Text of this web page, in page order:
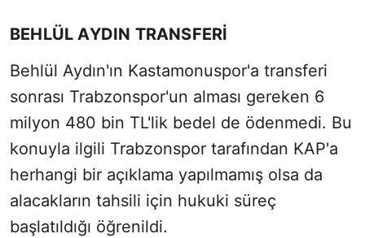
BEHLÜL AYDIN TRANSFERİ
Behlül Aydın'ın Kastamonuspor'a transferi
sonrası Trabzonspor'un alması gereken 6
milyon 480 bin TL'lik bedel de ödenmedi. Bu
konuyla ilgili Trabzonspor tarafından KAP'a
herhangi bir açıklama yapılmamış olsa da
alacakların tahsili için hukuki süreç
başlatıldığı öğrenildi.